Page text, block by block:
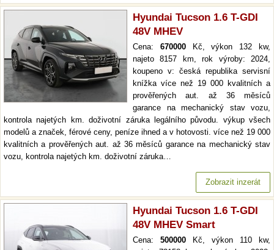
Hyundai Tucson 1.6 T-GDI
48V MHEV
Cena: 670000Kč, výkon 132 kw,
najeto 8157 km, rok výroby: 2024,
koupeno v: česká republika servisní
knížka více než 19 000 kvalitních a
prověřených aut. až 36 měsíců
garance na mechanický stav vozu,
kontrola najetých km. doživotní záruka legálního původu. výkup všech
modelů a značek, férové ceny, peníze ihned a v hotovosti. více než 19 000
kvalitních a prověřených aut. až 36 měsíců garance na mechanický stav
vozu, kontrola najetých km. doživotní záruka…
Zobrazit inzerát
Hyundai Tucson 1.6 T-GDI
48V MHEV Smart
Cena: 500000 Kč, výkon 110 kw,